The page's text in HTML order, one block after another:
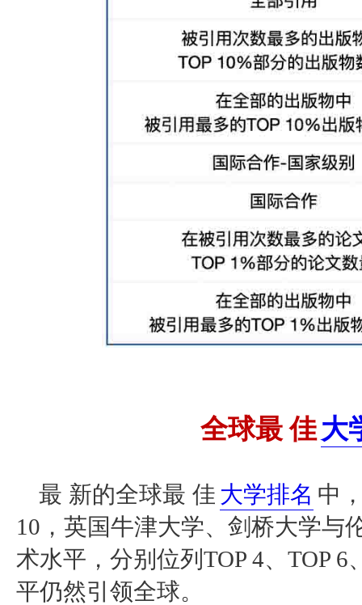
全球最 佳大
最 新的全球最 佳 大学排名 中
10，英国牛津大学、剑桥大学与
术水平，分别位列TOP 4、TOP
平仍然引领全球。